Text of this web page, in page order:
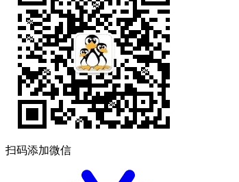
扫码添加微信